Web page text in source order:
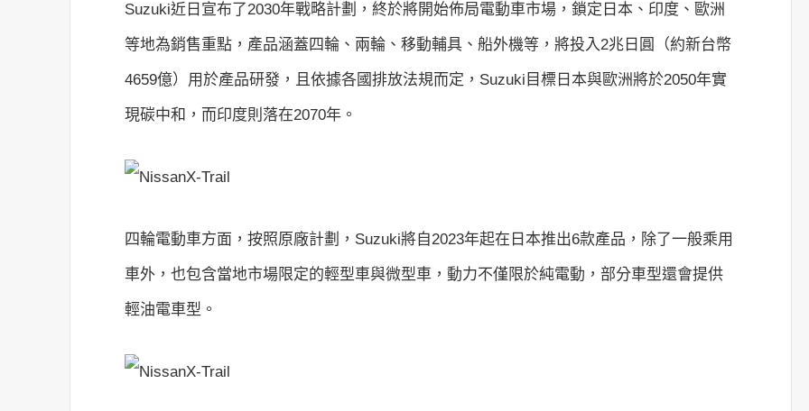
Suzuki近日宣布了2030年戰略計劃，終於將開始佈局電動車市場，鎖定日本、印度、歐洲
等地為銷售重點，產品涵蓋四輪、兩輪、移動輔具、船外機等，將投入2兆日圓（約新台幣
4659億）用於產品研發，且依據各國排放法規而定，Suzuki目標日本與歐洲將於2050年實
現碳中和，而印度則落在2070年。
四輪電動車方面，按照原廠計劃，Suzuki將自2023年起在日本推出6款產品，除了一般乘用
車外，也包含當地市場限定的輕型車與微型車，動力不僅限於純電動，部分車型還會提供
輕油電車型。